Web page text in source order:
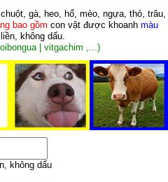
gà, heo, hổ, mèo, ngựa, thỏ, trâu,
bao gồm con vật được khoanh màu
không dấu.
| vitgachim ,...)
không dấu